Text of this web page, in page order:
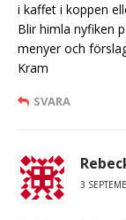
i kaffet i koppen
Blir himla nyfiken
menyer och
Kram
SVARA
3